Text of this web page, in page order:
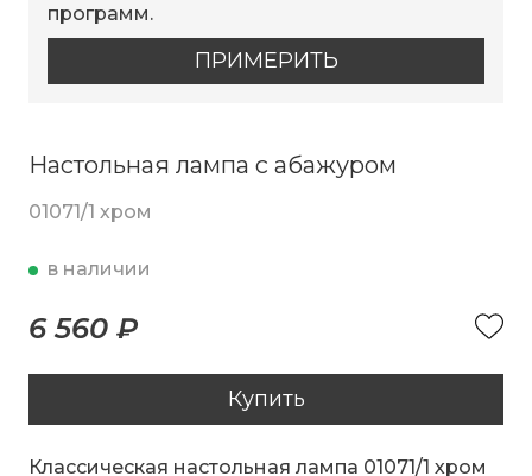
программ.
ПРИМЕРИТЬ
Настольная лампа с абажуром
01071/1 хром
в наличии
6 560 ₽
Купить
Классическая настольная лампа 01071/1 хром